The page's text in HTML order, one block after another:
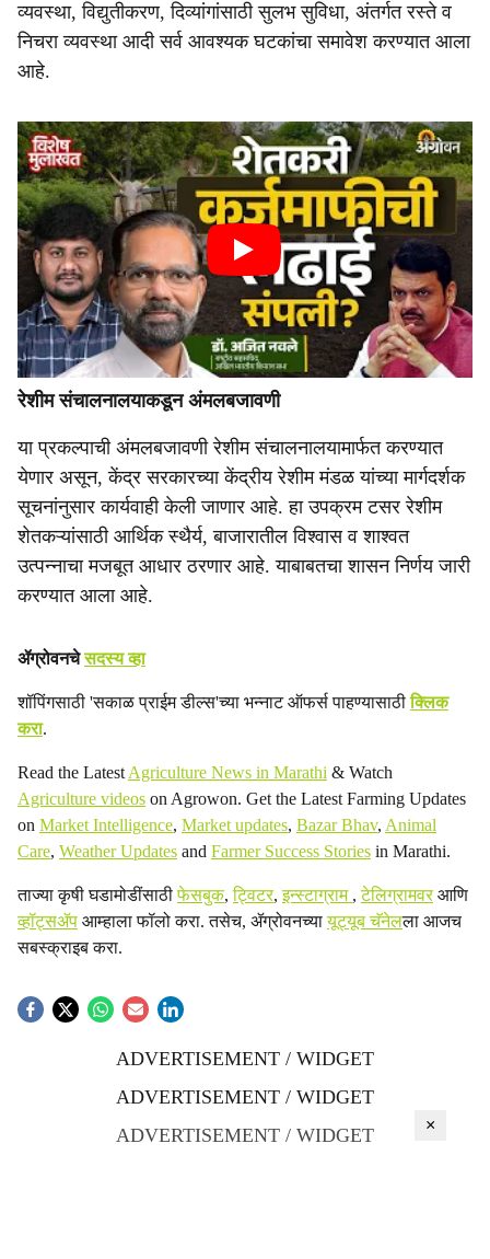
व्यवस्था, विद्युतीकरण, दिव्यांगांसाठी सुलभ सुविधा, अंतर्गत रस्ते व
निचरा व्यवस्था आदी सर्व आवश्यक घटकांचा समावेश करण्यात आला
आहे.
रेशीम संचालनालयाकडून अंमलबजावणी
या प्रकल्पाची अंमलबजावणी रेशीम संचालनालयामार्फत करण्यात
येणार असून, केंद्र सरकारच्या केंद्रीय रेशीम मंडळ यांच्या मार्गदर्शक
सूचनांनुसार कार्यवाही केली जाणार आहे. हा उपक्रम टसर रेशीम
शेतकऱ्यांसाठी आर्थिक स्थैर्य, बाजारातील विश्वास व शाश्वत
उत्पन्नाचा मजबूत आधार ठरणार आहे. याबाबतचा शासन निर्णय जारी
करण्यात आला आहे.
ॲग्रोवनचेसदस्य व्हा
शॉपिंगसाठी 'सकाळ प्राईम डील्स'च्या भन्नाट ऑफर्स पाहण्यासाठीक्लिक
करा.
Read the Latest Agriculture News in Marathi & Watch
Agriculture videos on Agrowon. Get the Latest Farming Updates
on Market Intelligence, Market updates, Bazar Bhav, Animal
Care, Weather Updates and Farmer Success Stories in Marathi.
ताज्या कृषी घडामोडींसाठीफेसबुक,ट्विटर,इन्स्टाग्राम ,टेलिग्रामवरआणि
व्हॉट्सॲप आम्हाला फॉलो करा. तसेच, ॲग्रोवनच्यायूट्यूब चॅनेलला आजच
सबस्क्राइब करा.
ADVERTISEMENT / WIDGET
ADVERTISEMENT / WIDGET
ADVERTISEMENT / WIDGET
×